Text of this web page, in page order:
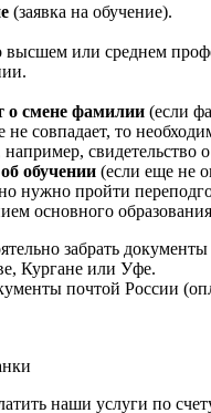
(заявка на обучение).
высшем или среднем
о смене фамилии (если
не совпадает, то
например, свидетельство
обучении (если еще не
нужно пройти
основного
забрать
Кургане или Уфе.
почтой России
наши услуги по